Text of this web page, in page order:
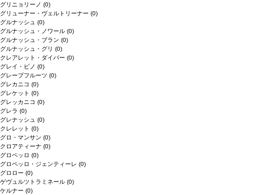
グリニョリーノ (0)
グリューナー・ヴェルトリーナー (0)
グルナッシュ (0)
グルナッシュ・ノワール (0)
グルナッシュ・ブラン (0)
グルナッシュ・グリ (0)
クレアレット・ダイバー (0)
グレイ・ピノ (0)
グレープフルーツ (0)
グレカニコ (0)
グレケット (0)
グレッカニコ (0)
グレラ (0)
グレナッシュ (0)
クレレット (0)
グロ・マンサン (0)
クロアティーナ (0)
グロペッロ (0)
グロペッロ・ジェンティーレ (0)
グロロー (0)
ゲヴュルツトラミネール (0)
ケルナー (0)